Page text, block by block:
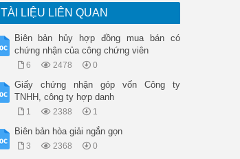
TÀI LIỆU LIÊN QUAN
Biên bản hủy hợp đồng mua bán có
chứng nhận của công chứng viên
6 2478 0
Giấy chứng nhận góp vốn Công ty
TNHH, công ty hợp danh
1 2388 1
Biên bản hòa giải ngắn gọn
3 2368 0